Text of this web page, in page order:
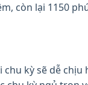
còn lại 1150
kỳ sẽ dễ